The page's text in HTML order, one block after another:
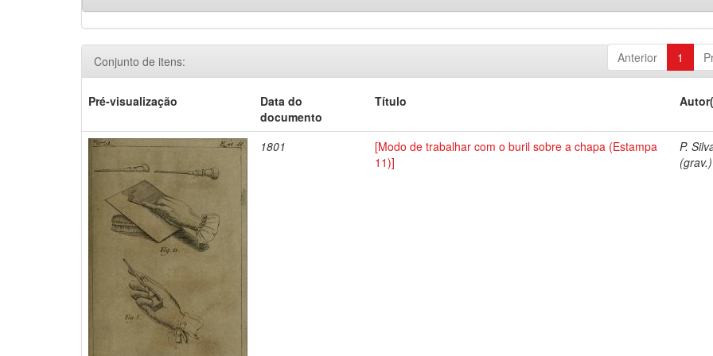
Anterior 1
Conjunto de itens:
Pré-visualização
Data do
documento
Título
1801
[Modo de trabalhar com o buril sobre a chapa (Estampa
11)]
P.
(grav.)